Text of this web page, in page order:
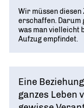
Wir müssen
erschaffen. Darum
was man vielleicht
Aufzug empfindet.
Eine
ganzes Leben